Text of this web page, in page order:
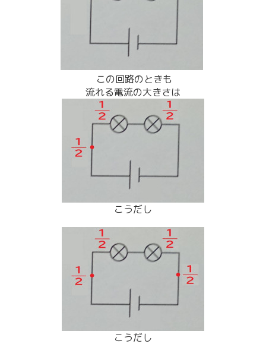
この回路のときも
流れる電流の大きさは
こうだし
こうだし